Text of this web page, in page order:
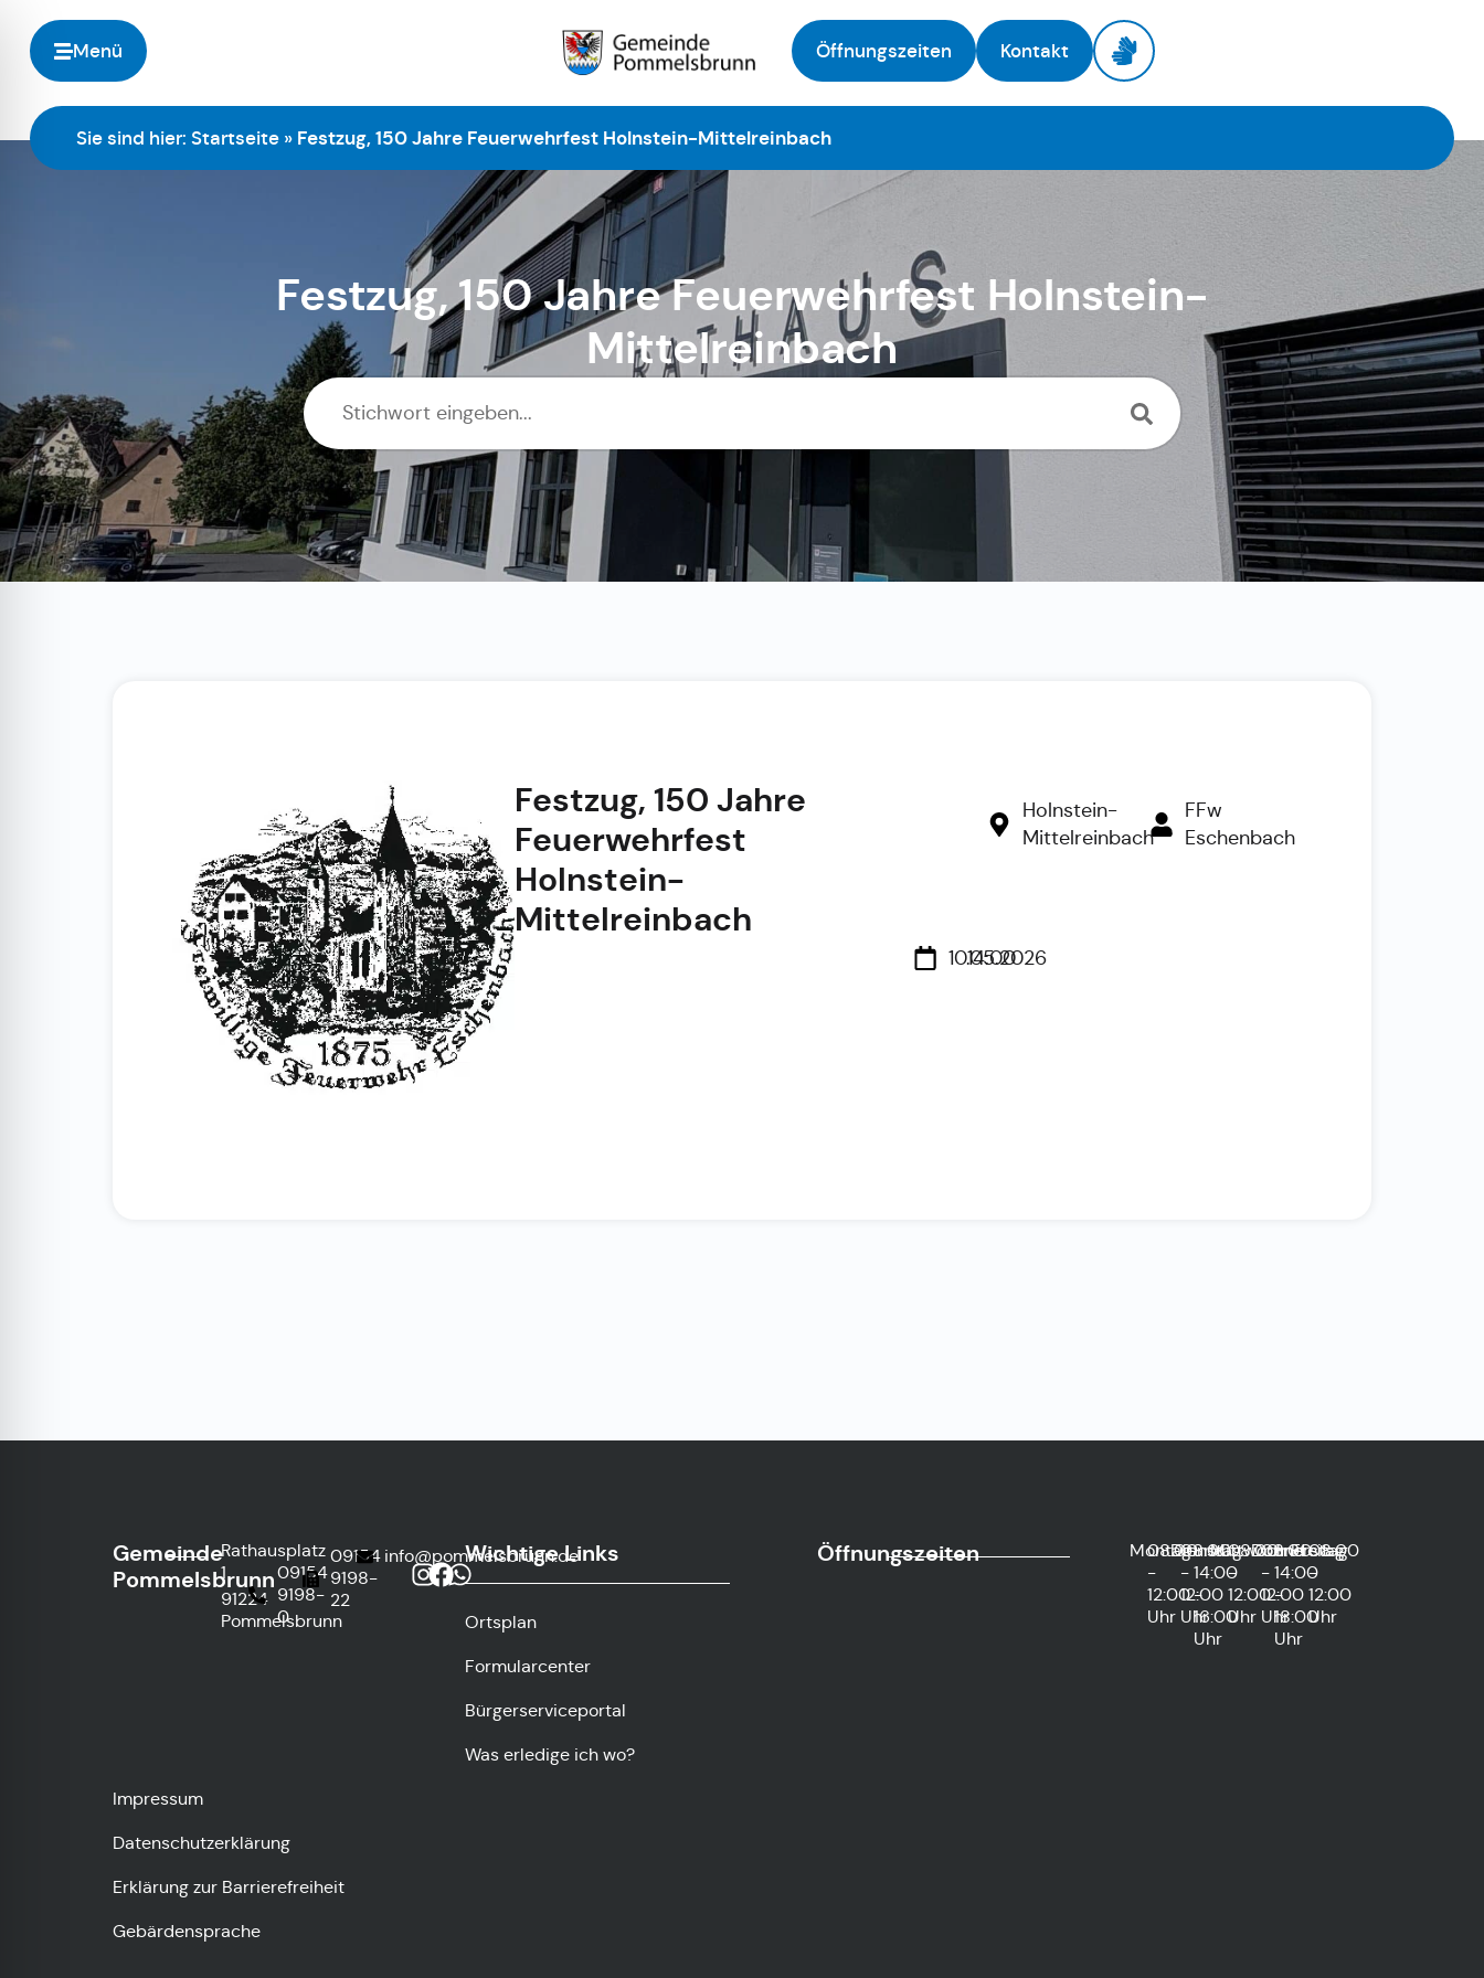
Menü
Zur Startseite
Öffnungszeiten Kontakt
Sie sind hier: Startseite » Festzug, 150 Jahre Feuerwehrfest Holnstein-Mittelreinbach
Festzug, 150 Jahre Feuerwehrfest Holnstein-
Mittelreinbach
Festzug, 150 Jahre
Feuerwehrfest
Holnstein-
Mittelreinbach
10.05.2026
14:00
Holnstein-
Mittelreinbach
FFw
Eschenbach
Gemeinde
Pommelsbrunn
Rathausplatz
1
91224
Pommelsbrunn
09154
9198-
0
09154
9198-
22
info@pommelsbrunn.de
Wichtige Links
Ortsplan
Formularcenter
Bürgerserviceportal
Was erledige ich wo?
Öffnungszeiten Montag
08:00
-
12:00
Uhr
Dienstag
08:00
-
12:00
Uhr
und
14:00
-
16:00
Uhr
Mittwoch
08:00
-
12:00
Uhr
Donnerstag
08:00
-
12:00
Uhr
und
14:00
-
18:00
Uhr
Freitag
08:00
-
12:00
Uhr
Impressum
Datenschutzerklärung
Erklärung zur Barrierefreiheit
Gebärdensprache